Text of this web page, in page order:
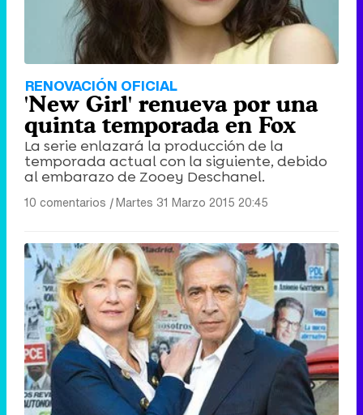
RENOVACIÓN OFICIAL
'New Girl' renueva por una
quinta temporada en Fox
La serie enlazará la producción de la
temporada actual con la siguiente, debido
al embarazo de Zooey Deschanel.
10 comentarios |Martes 31 Marzo 2015 20:45